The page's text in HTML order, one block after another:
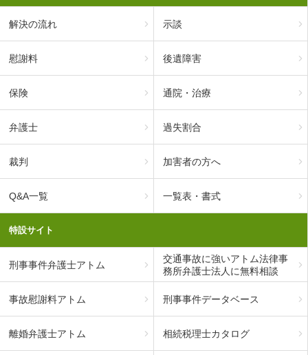
解決の流れ 示談
慰謝料 後遺障害
保険 通院・治療
弁護士 過失割合
裁判 加害者の方へ
Q&A一覧 一覧表・書式
特設サイト
刑事事件弁護士アトム
交通事故に強いアトム法律事
務所弁護士法人に無料相談
事故慰謝料アトム 刑事事件データベース
離婚弁護士アトム 相続税理士カタログ